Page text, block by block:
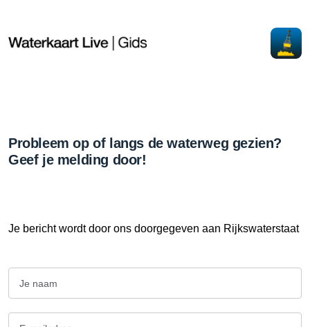
Probleem op of langs de waterweg gezien?
Geef je melding door!
Je bericht wordt door ons doorgegeven aan Rijkswaterstaat